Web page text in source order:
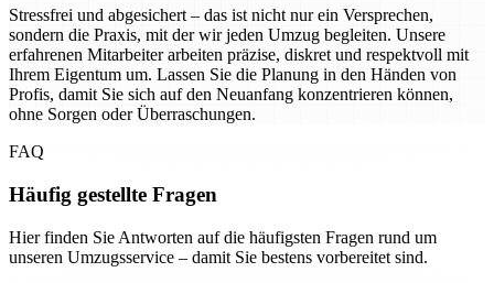
Stressfrei und abgesichert – das ist nicht nur ein Versprechen,
sondern die Praxis, mit der wir jeden Umzug begleiten. Unsere
erfahrenen Mitarbeiter arbeiten präzise, diskret und respektvoll mit
Ihrem Eigentum um. Lassen Sie die Planung in den Händen von
Profis, damit Sie sich auf den Neuanfang konzentrieren können,
ohne Sorgen oder Überraschungen.
FAQ
Häufig gestellte Fragen
Hier finden Sie Antworten auf die häufigsten Fragen rund um
unseren Umzugsservice – damit Sie bestens vorbereitet sind.